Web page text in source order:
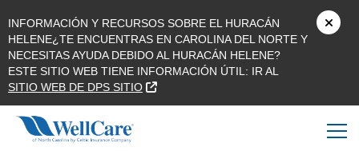
INFORMACIÓN Y RECURSOS SOBRE EL HURACÁN
HELENE¿TE ENCUENTRAS EN CAROLINA DEL NORTE Y
NECESITAS AYUDA DEBIDO AL HURACÁN HELENE?
ESTE SITIO WEB TIENE INFORMACIÓN ÚTIL: IR AL
SITIO WEB DE DPS SITIO
SITIO EXTERNO